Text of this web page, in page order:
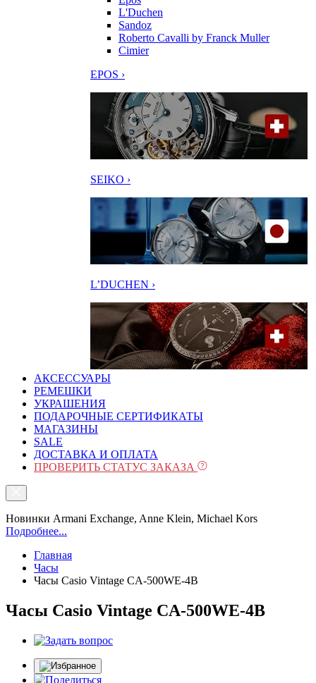
L'Duchen
Sandoz
Roberto Cavalli by Franck Muller
Cimier
EPOS ›
SEIKO ›
L’DUCHEN ›
АКСЕССУАРЫ
РЕМЕШКИ
УКРАШЕНИЯ
ПОДАРОЧНЫЕ СЕРТИФИКАТЫ
МАГАЗИНЫ
SALE
ДОСТАВКА И ОПЛАТА
ПРОВЕРИТЬ СТАТУС ЗАКАЗА
Новинки Armani Exchange, Anne Klein, Michael Kors
Подробнее...
Главная
Часы
Часы Casio Vintage CA-500WE-4B
Часы Casio Vintage CA-500WE-4B